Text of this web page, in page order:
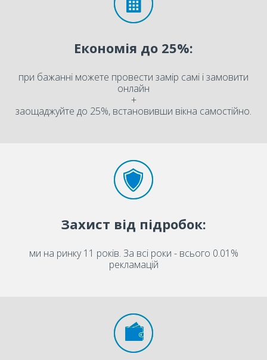
Економія до 25%:
при бажанні можете провести замір самі і замовити
онлайн
+
заощаджуйте до 25%, встановивши вікна самостійно.
Захист від підробок:
ми на ринку 11 років. За всі роки - всього 0.01%
рекламацій